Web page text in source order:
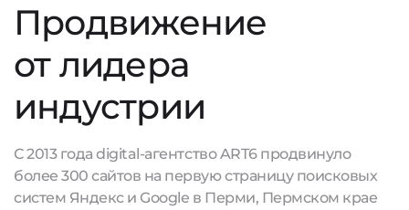
Продвижение
от лидера
индустрии
С 2013 года digital-агентство ART6 продвинуло
более 300 сайтов на первую страницу поисковых
систем Яндекс и Google в Перми, Пермском крае